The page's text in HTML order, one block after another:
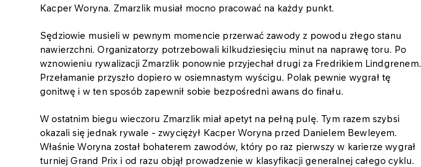
Kacper Woryna. Zmarzlik musiał mocno pracować na każdy punkt.
Sędziowie musieli w pewnym momencie przerwać zawody z powodu złego stanu
nawierzchni. Organizatorzy potrzebowali kilkudziesięciu minut na naprawę toru. Po
wznowieniu rywalizacji Zmarzlik ponownie przyjechał drugi za Fredrikiem Lindgrenem.
Przełamanie przyszło dopiero w osiemnastym wyścigu. Polak pewnie wygrał tę
gonitwę i w ten sposób zapewnił sobie bezpośredni awans do finału.
W ostatnim biegu wieczoru Zmarzlik miał apetyt na pełną pulę. Tym razem szybsi
okazali się jednak rywale - zwyciężył Kacper Woryna przed Danielem Bewleyem.
Właśnie Woryna został bohaterem zawodów, który po raz pierwszy w karierze wygrał
turniej Grand Prix i od razu objął prowadzenie w klasyfikacji generalnej całego cyklu.